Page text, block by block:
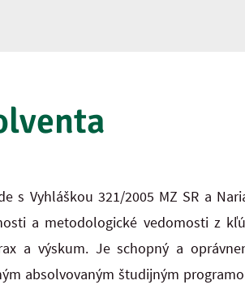
s Vyhláškou 321/2005 MZ SR a
a metodologické vedomosti z
a výskum. Je schopný a
absolvovaným študijným